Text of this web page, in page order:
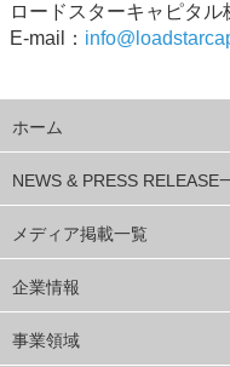
ホーム
NEWS & PRESS RELEASE
メディア掲載一覧
企業情報
事業領域
ロードスターキャピタ
E-mail：